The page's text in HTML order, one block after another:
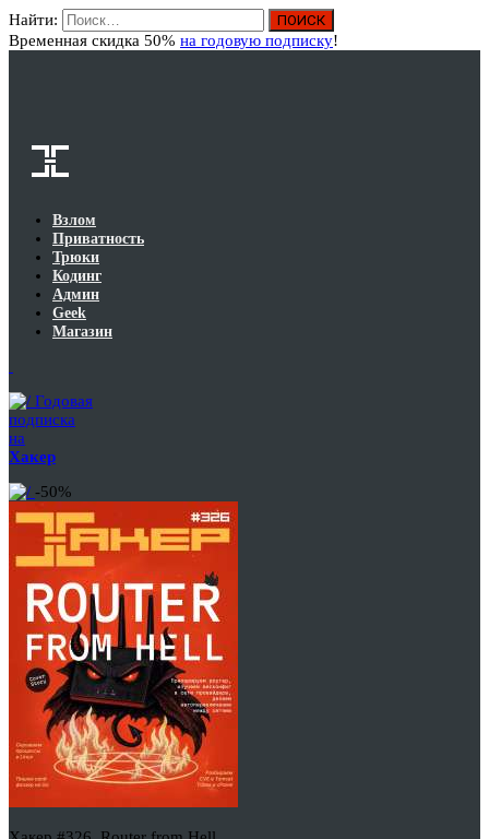
Найти:
Временная скидка 50% на годовую подписку!
Взлом
Приватность
Трюки
Кодинг
Админ
Geek
Магазин
Годовая
подписка
на
Хакер
-50%